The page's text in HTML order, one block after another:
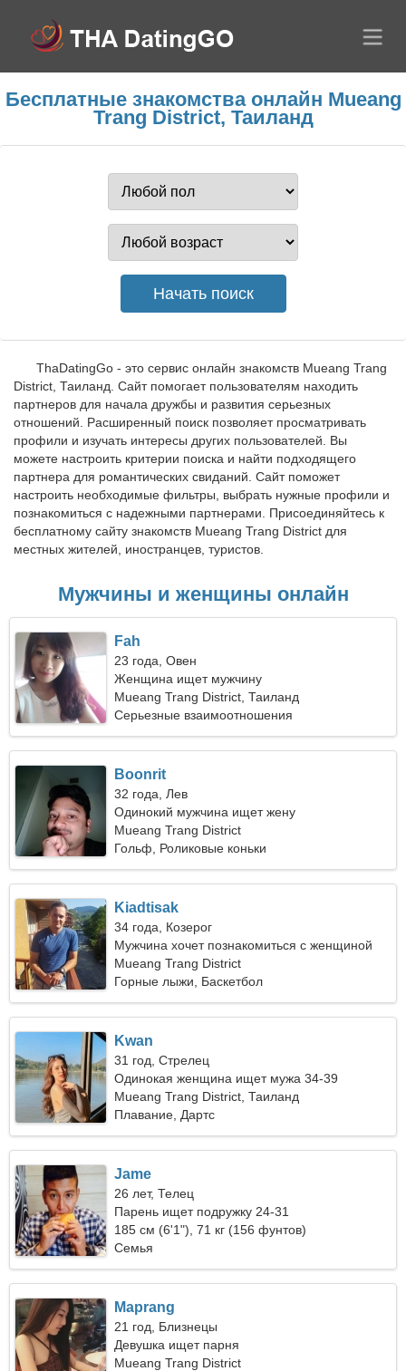
Бесплатные знакомства онлайн Mueang
Trang District, Таиланд
ThaDatingGo - это сервис онлайн знакомств Mueang Trang
District, Таиланд. Сайт помогает пользователям находить
партнеров для начала дружбы и развития серьезных
отношений. Расширенный поиск позволяет просматривать
профили и изучать интересы других пользователей. Вы
можете настроить критерии поиска и найти подходящего
партнера для романтических свиданий. Сайт поможет
настроить необходимые фильтры, выбрать нужные профили и
познакомиться с надежными партнерами. Присоединяйтесь к
бесплатному сайту знакомств Mueang Trang District для
местных жителей, иностранцев, туристов.
Мужчины и женщины онлайн
Fah
23 года, Овен
Женщина ищет мужчину
Mueang Trang District, Таиланд
Серьезные взаимоотношения
Boonrit
32 года, Лев
Одинокий мужчина ищет жену
Mueang Trang District
Гольф, Роликовые коньки
Kiadtisak
34 года, Козерог
Мужчина хочет познакомиться с женщиной
Mueang Trang District
Горные лыжи, Баскетбол
Kwan
31 год, Стрелец
Одинокая женщина ищет мужа 34-39
Mueang Trang District, Таиланд
Плавание, Дартс
Jame
26 лет, Телец
Парень ищет подружку 24-31
185 см (6'1"), 71 кг (156 фунтов)
Семья
Maprang
21 год, Близнецы
Девушка ищет парня
Mueang Trang District